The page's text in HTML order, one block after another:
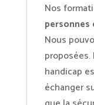
Nos
Nous
handicap
échanger